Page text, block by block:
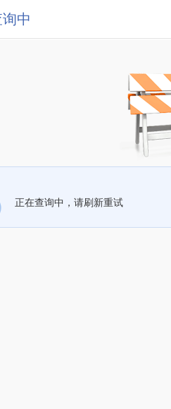
中
正在查询中，请刷新重试